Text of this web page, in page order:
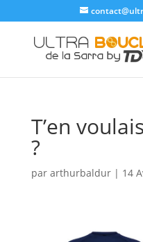
T’en
?
par arthurbaldur| 14